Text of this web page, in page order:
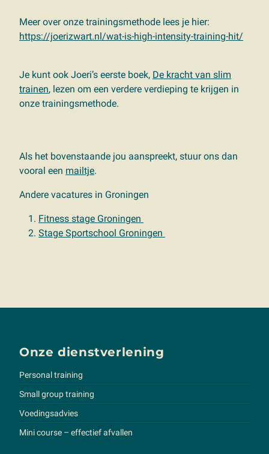
Meer over onze trainingsmethode lees je hier:
https://joerizwart.nl/wat-is-high-intensity-training-hit/
Je kunt ook Joeri’s eerste boek, De kracht van slim
trainen, lezen om een verdere verdieping te krijgen in
onze trainingsmethode.
Als het bovenstaande jou aanspreekt, stuur ons dan
vooral een mailtje.
Andere vacatures in Groningen
Fitness stage Groningen
Stage Sportschool Groningen
Onze dienstverlening
Personal training
Small group training
Voedingsadvies
Mini course – effectief afvallen